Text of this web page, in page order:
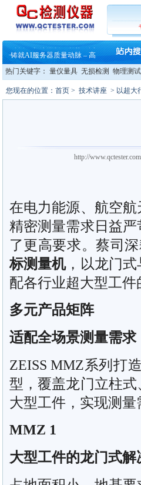
蔡司和亿纬锂能达成战略合作
大牌云集 买家升级 ——26
蔡司软件 | 高效变形分析能
·铸就AI服务器质量动脉 – 高
·ZEISS BOSELLO ADR 让内部缺
·蔡司和亿纬锂能达成战略合作
·大牌云集 买家升级 ——26
热门关键字： 量仪量具 无损检测 物理测试
您现在的位置： 首页 > 技术讲座 > 以超大
http://
在电力能源、航空
精密测量需求日益
了更高要求。蔡司
标测量机，以龙门
配各行业超大型工
多元产品矩阵
适配全场景测量需求
ZEISS MMZ系列打
型，覆盖龙门立柱
大型工件，实现测量
MMZ 1
大型工件的龙门式解